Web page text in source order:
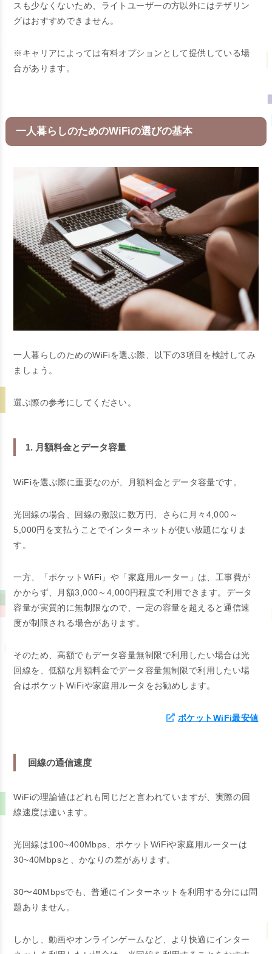
スも少なくないため、ライトユーザーの方以外にはテザリン
グはおすすめできません。
※キャリアによっては有料オプションとして提供している場
合があります。
一人暮らしのためのWiFiの選びの基本
一人暮らしのためのWiFiを選ぶ際、以下の3項目を検討してみ
ましょう。
選ぶ際の参考にしてください。
1. 月額料金とデータ容量
WiFiを選ぶ際に重要なのが、月額料金とデータ容量です。
光回線の場合、回線の敷設に数万円、さらに月々4,000～
5,000円を支払うことでインターネットが使い放題になりま
す。
一方、「ポケットWiFi」や「家庭用ルーター」は、工事費が
かからず、月額3,000～4,000円程度で利用できます。データ
容量が実質的に無制限なので、一定の容量を超えると通信速
度が制限される場合があります。
そのため、高額でもデータ容量無制限で利用したい場合は光
回線を、低額な月額料金でデータ容量無制限で利用したい場
合はポケットWiFiや家庭用ルータをお勧めします。
ポケットWiFi最安値
回線の通信速度
WiFiの理論値はどれも同じだと言われていますが、実際の回
線速度は違います。
光回線は100~400Mbps、ポケットWiFiや家庭用ルーターは
30~40Mbpsと、かなりの差があります。
30〜40Mbpsでも、普通にインターネットを利用する分には問
題ありません。
しかし、動画やオンラインゲームなど、より快適にインター